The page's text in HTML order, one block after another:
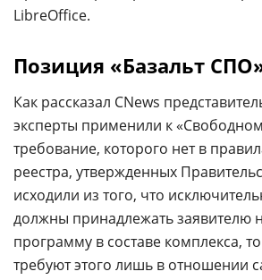
LibreOffice.
Позиция «Базальт
Как рассказал CNews
эксперты применили к
требование, которого нет в
реестра, утвержденных
исходили из того, что
должны принадлежать заявителю
программу в составе комплекса,
требуют этого лишь в отношении